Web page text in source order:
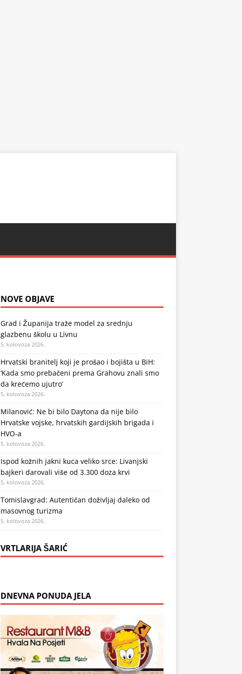
NOVE OBJAVE
Grad i Županija traže model za srednju
glazbenu školu u Livnu
5. kolovoza 2026.
Hrvatski branitelj koji je prošao i bojišta u BiH:
‘Kada smo prebačeni prema Grahovu znali smo
da krećemo ujutro’
5. kolovoza 2026.
Milanović: Ne bi bilo Daytona da nije bilo
Hrvatske vojske, hrvatskih gardijskih brigada i
HVO-a
5. kolovoza 2026.
Ispod kožnih jakni kuca veliko srce: Livanjski
bajkeri darovali više od 3.300 doza krvi
5. kolovoza 2026.
Tomislavgrad: Autentičan doživljaj daleko od
masovnog turizma
5. kolovoza 2026.
VRTLARIJA ŠARIĆ
DNEVNA PONUDA JELA